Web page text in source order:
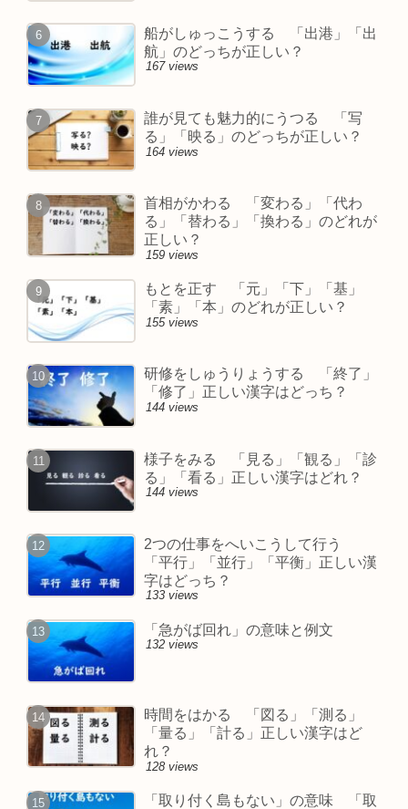
船がしゅっこうする 「出港」「出
航」のどっちが正しい？
167 views
誰が見ても魅力的にうつる 「写
る」「映る」のどっちが正しい？
164 views
首相がかわる 「変わる」「代わ
る」「替わる」「換わる」のどれが
正しい？
159 views
もとを正す 「元」「下」「基」
「素」「本」のどれが正しい？
155 views
研修をしゅうりょうする 「終了」
「修了」正しい漢字はどっち？
144 views
様子をみる 「見る」「観る」「診
る」「看る」正しい漢字はどれ？
144 views
2つの仕事をへいこうして行う
「平行」「並行」「平衡」正しい漢
字はどっち？
133 views
「急がば回れ」の意味と例文
132 views
時間をはかる 「図る」「測る」
「量る」「計る」正しい漢字はど
れ？
128 views
「取り付く島もない」の意味 「取